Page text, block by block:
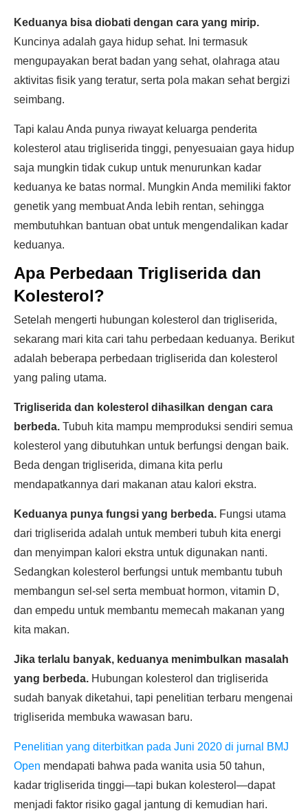
Keduanya bisa diobati dengan cara yang mirip.
Kuncinya adalah gaya hidup sehat. Ini termasuk
mengupayakan berat badan yang sehat, olahraga atau
aktivitas fisik yang teratur, serta pola makan sehat bergizi
seimbang.
Tapi kalau Anda punya riwayat keluarga penderita
kolesterol atau trigliserida tinggi, penyesuaian gaya hidup
saja mungkin tidak cukup untuk menurunkan kadar
keduanya ke batas normal. Mungkin Anda memiliki faktor
genetik yang membuat Anda lebih rentan, sehingga
membutuhkan bantuan obat untuk mengendalikan kadar
keduanya.
Apa Perbedaan Trigliserida dan
Kolesterol?
Setelah mengerti hubungan kolesterol dan trigliserida,
sekarang mari kita cari tahu perbedaan keduanya. Berikut
adalah beberapa perbedaan trigliserida dan kolesterol
yang paling utama.
Trigliserida dan kolesterol dihasilkan dengan cara
berbeda. Tubuh kita mampu memproduksi sendiri semua
kolesterol yang dibutuhkan untuk berfungsi dengan baik.
Beda dengan trigliserida, dimana kita perlu
mendapatkannya dari makanan atau kalori ekstra.
Keduanya punya fungsi yang berbeda. Fungsi utama
dari trigliserida adalah untuk memberi tubuh kita energi
dan menyimpan kalori ekstra untuk digunakan nanti.
Sedangkan kolesterol berfungsi untuk membantu tubuh
membangun sel-sel serta membuat hormon, vitamin D,
dan empedu untuk membantu memecah makanan yang
kita makan.
Jika terlalu banyak, keduanya menimbulkan masalah
yang berbeda. Hubungan kolesterol dan trigliserida
sudah banyak diketahui, tapi penelitian terbaru mengenai
trigliserida membuka wawasan baru.
Penelitian yang diterbitkan pada Juni 2020 di jurnal BMJ
Open mendapati bahwa pada wanita usia 50 tahun,
kadar trigliserida tinggi—tapi bukan kolesterol—dapat
menjadi faktor risiko gagal jantung di kemudian hari.